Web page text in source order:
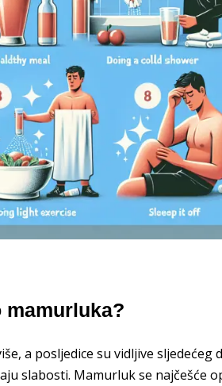
a posljedice su vidljive sljedećeg
slabosti. Mamurluk se najčešće